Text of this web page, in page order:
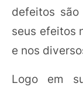
defeitos são
seus efeitos
e nos
Logo em